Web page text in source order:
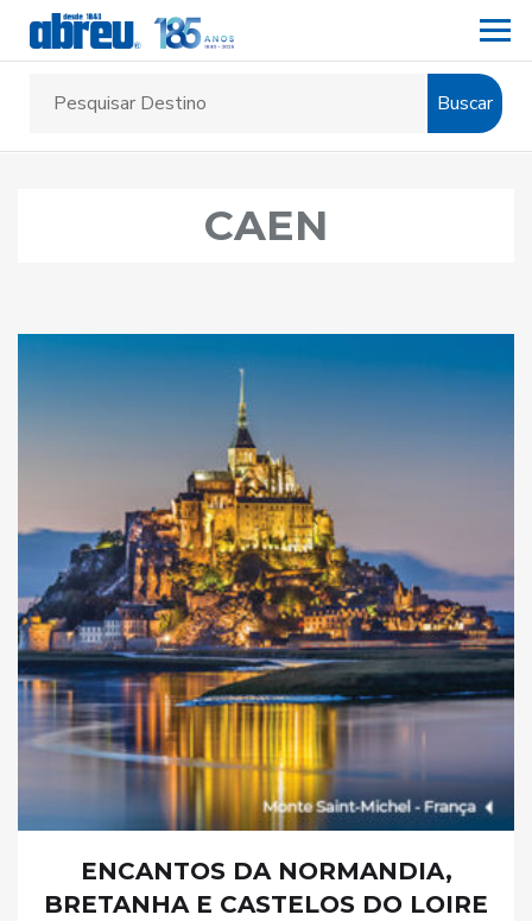
Buscar
CAEN
ENCANTOS DA NORMANDIA,
BRETANHA E CASTELOS DO LOIRE